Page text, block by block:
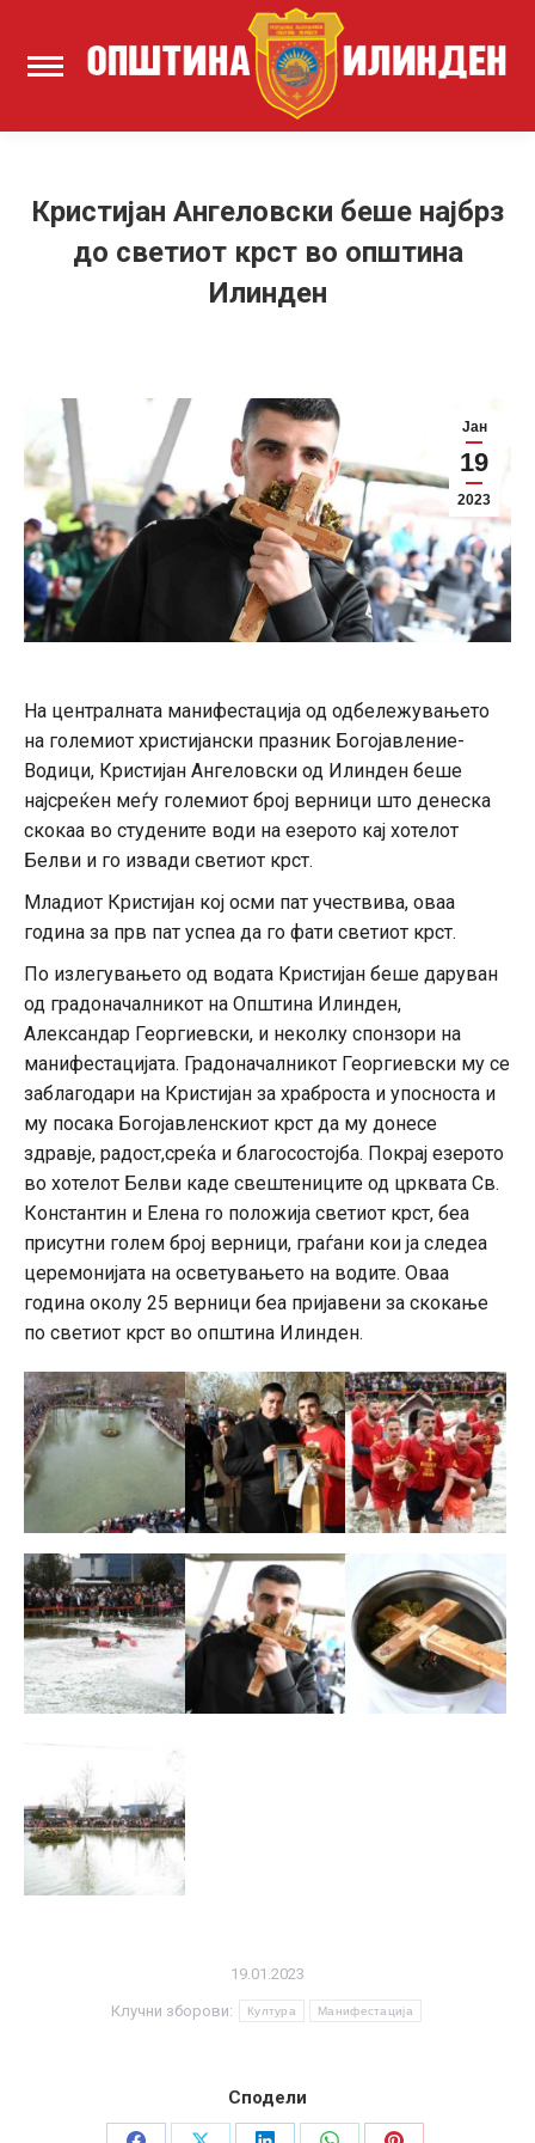
Кристијан Ангеловски беше најбрз
до светиот крст во општина
Илинден
Јан
19
2023
На централната манифестација од одбележувањето
на големиот христијански празник Богојавление-
Водици, Кристијан Ангеловски од Илинден беше
најсреќен меѓу големиот број верници што денеска
скокаа во студените води на езерото кај хотелот
Белви и го извади светиот крст.
Младиот Кристијан кој осми пат учествива, оваа
година за прв пат успеа да го фати светиот крст.
По излегувањето од водата Кристијан беше даруван
од градоначалникот на Општина Илинден,
Александар Георгиевски, и неколку спонзори на
манифестацијата. Градоначалникот Георгиевски му се
заблагодари на Кристијан за храброста и упосноста и
му посака Богојавленскиот крст да му донесе
здравје, радост,среќа и благосостојба. Покрај езерото
во хотелот Белви каде свештениците од црквата Св.
Константин и Елена го положија светиот крст, беа
присутни голем број верници, граѓани кои ја следеа
церемонијата на осветувањето на водите. Оваа
година околу 25 верници беа пријавени за скокање
по светиот крст во општина Илинден.
19.01.2023
Клучни зборови: Култура Манифестација
Сподели